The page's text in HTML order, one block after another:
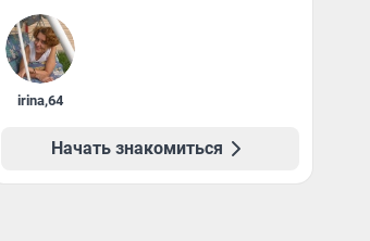
irina,64
Начать знакомиться